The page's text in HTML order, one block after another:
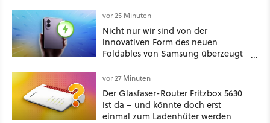
vor 25 Minuten
Nicht nur wir sind von der
innovativen Form des neuen
Foldables von Samsung überzeugt
neue Vorbesteller-Rekorde auf
vor 27 Minuten
Der Glasfaser-Router Fritzbox 5630
ist da – und könnte doch erst
einmal zum Ladenhüter werden